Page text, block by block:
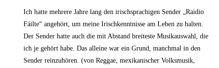
Ich hatte mehrere Jahre lang den irischsprachigen Sender „Raidio
Fáilte“ angehört, um meine Irischkenntnisse am Leben zu halten.
Der Sender hatte auch die mit Abstand breiteste Musikauswahl, die
ich je gehört habe. Das alleine war ein Grund, manchmal in den
Sender reinzuhören. (von Reggae, mexikanischer Volksmusik,